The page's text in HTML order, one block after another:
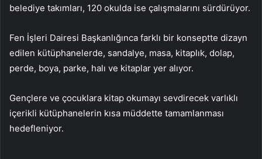
belediye takımları, 120 okulda ise çalışmalarını sürdürüyor.
Fen İşleri Dairesi Başkanlığınca farklı bir konseptte dizayn
edilen kütüphanelerde, sandalye, masa, kitaplık, dolap,
perde, boya, parke, halı ve kitaplar yer alıyor.
Gençlere ve çocuklara kitap okumayı sevdirecek varlıklı
içerikli kütüphanelerin kısa müddette tamamlanması
hedefleniyor.